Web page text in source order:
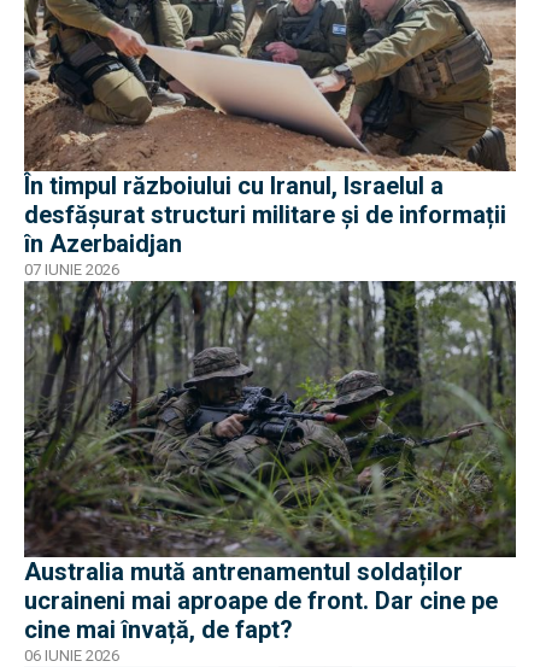
În timpul războiului cu Iranul, Israelul a
desfășurat structuri militare și de informații
în Azerbaidjan
07 IUNIE 2026
Australia mută antrenamentul soldaților
ucraineni mai aproape de front. Dar cine pe
cine mai învață, de fapt?
06 IUNIE 2026